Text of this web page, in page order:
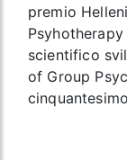
premio
scientifico
of Group